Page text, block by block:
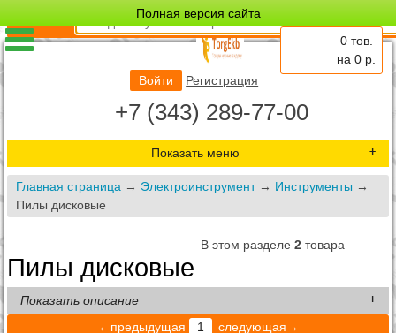
Полная версия сайта
0 тов.
на 0 р.
Войти
Регистрация
+7 (343) 289-77-00
Показать меню
Главная страница → Электроинструмент→ Инструменты →
Пилы дисковые
В этом разделе 2товара
Пилы дисковые
Показать описание
←предыдущая
1
следующая→